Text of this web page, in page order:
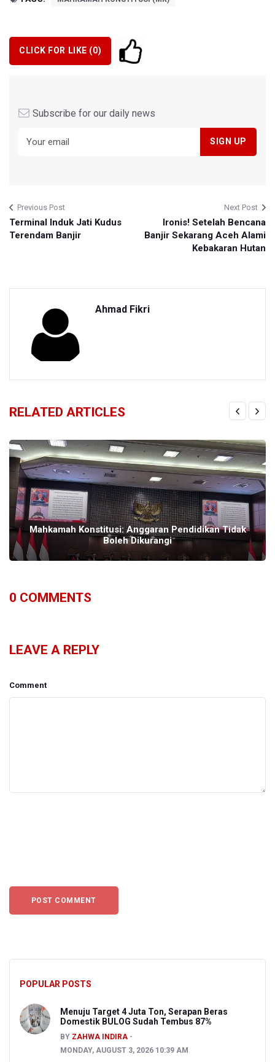
CLICK FOR LIKE (0)
Subscribe for our daily news
Previous Post
Terminal Induk Jati Kudus
Terendam Banjir
Next Post
Ironis! Setelah Bencana
Banjir Sekarang Aceh Alami
Kebakaran Hutan
Ahmad Fikri
RELATED ARTICLES
Mahkamah Konstitusi: Anggaran Pendidikan Tidak
Boleh Dikurangi
0 COMMENTS
LEAVE A REPLY
Comment
POPULAR POSTS
Menuju Target 4 Juta Ton, Serapan Beras
Domestik BULOG Sudah Tembus 87%
BY ZAHWA INDIRA
MONDAY, AUGUST 3, 2026 10:39 AM